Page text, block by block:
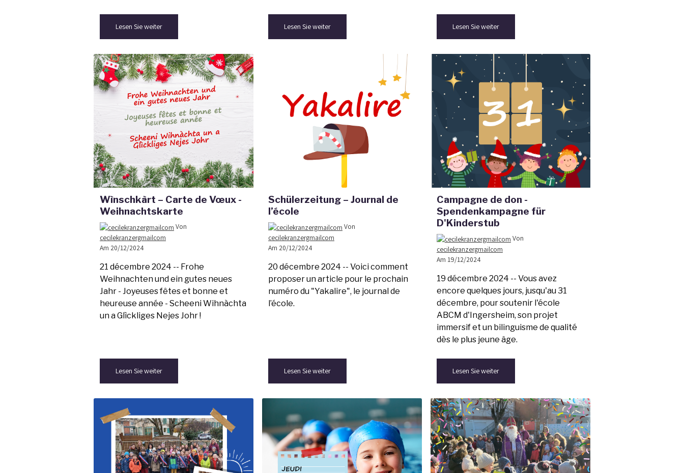
Lesen Sie weiter Lesen Sie weiter Lesen Sie weiter
Wìnschkàrt – Carte de Vœux -
Weihnachtskarte
Von
cecilekranzergmailcom
Am 20/12/2024
21 décembre 2024 -- Frohe
Weihnachten und ein gutes neues
Jahr - Joyeuses fêtes et bonne et
heureuse année - Scheeni Wihnàchta
un a Glìckliges Nejes Johr !
Lesen Sie weiter
Schülerzeitung – Journal de
l’école
Von
cecilekranzergmailcom
Am 20/12/2024
20 décembre 2024 -- Voici comment
proposer un article pour le prochain
numéro du "Yakalire", le journal de
l’école.
Lesen Sie weiter
Campagne de don -
Spendenkampagne für
D'Kinderstub
Von
cecilekranzergmailcom
Am 19/12/2024
19 décembre 2024 -- Vous avez
encore quelques jours, jusqu'au 31
décembre, pour soutenir l'école
ABCM d'Ingersheim, son projet
immersif et un bilinguisme de qualité
dès le plus jeune âge.
Lesen Sie weiter